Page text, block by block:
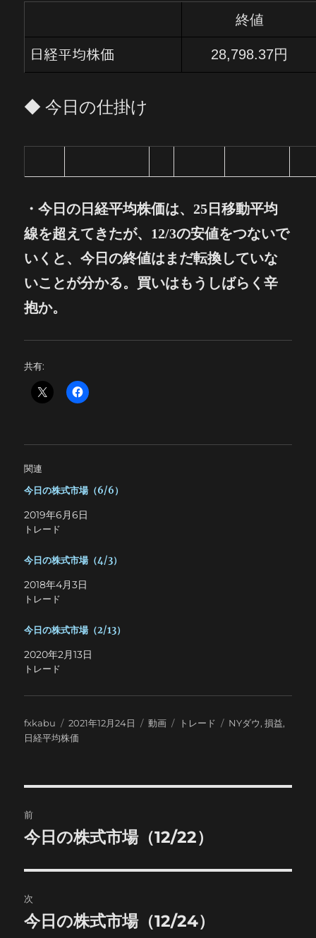
終値
日経平均株価 28,798.37円
◆ 今日の仕掛け
・今日の日経平均株価は、25日移動平均
線を超えてきたが、12/3の安値をつないで
いくと、今日の終値はまだ転換していな
いことが分かる。買いはもうしばらく辛
抱か。
共有:
関連
今日の株式市場（6/6）
2019年6月6日
トレード
今日の株式市場（4/3）
2018年4月3日
トレード
今日の株式市場（2/13）
2020年2月13日
トレード
投
稿
fxkabu
投
稿
2021年12月24日
フ
動画
カ
トレード
タ
NYダウ,損益,
日経平均株価
稿
ビ
ゲ
前
前
投
稿:
今日の株式市場（12/22）
次
次
今日の株式市場（12/24）